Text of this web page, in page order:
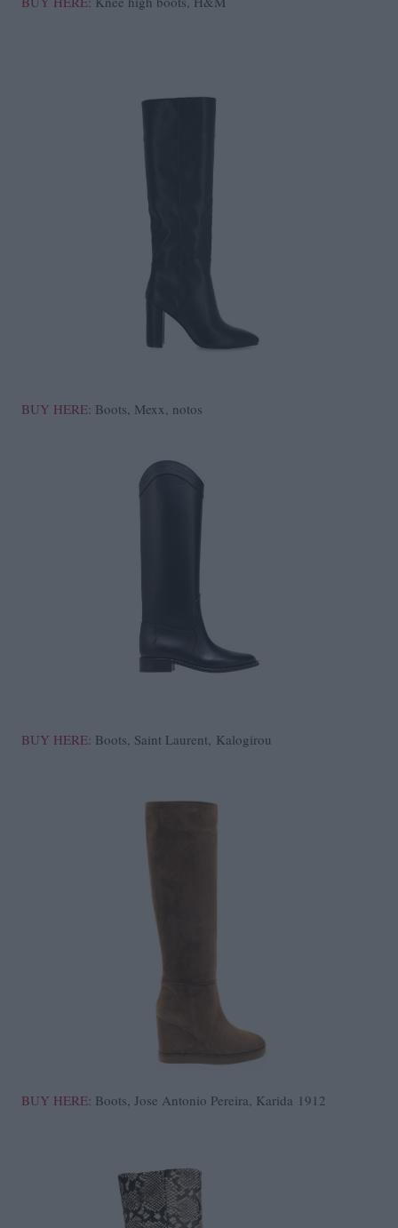
BUY HERE: Boots, Mexx, notos
BUY HERE: Boots, Saint Laurent, Kalogirou
BUY HERE: Boots, Jose Antonio Pereira, Karida 1912